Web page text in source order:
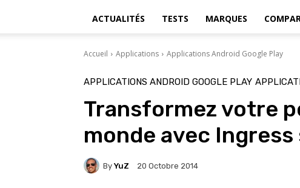
ACTUALITÉS TESTS MARQUES
Accueil Applications Applications Android Google Play
APPLICATIONS ANDROID GOOGLE PLAY
Transformez votre
monde avec
By YuZ 20 Octobre 2014